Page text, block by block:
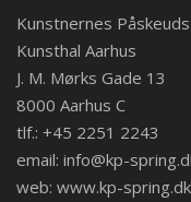
Kunstnernes
Kunsthal Aarhus
J. M. Mørks Gade 13
8000 Aarhus C
tlf.: +45 2251 2243
email: info@kp-
web: www.kp-spring.dk